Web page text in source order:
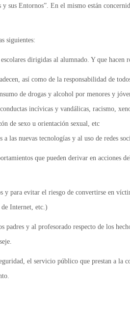
sus Entornos”. En el mismo están
siguientes:
dirigidas al alumnado. Y que hacen
así como de la responsabilidad de
de drogas y alcohol por menores y
incívicas y vandálicas, racismo,
de sexo u orientación sexual, etc
las nuevas tecnologías y al uso de redes
que pueden derivar en acciones
para evitar el riesgo de convertirse en
de Internet, etc.)
padres y al profesorado respecto de los
el servicio público que prestan a la